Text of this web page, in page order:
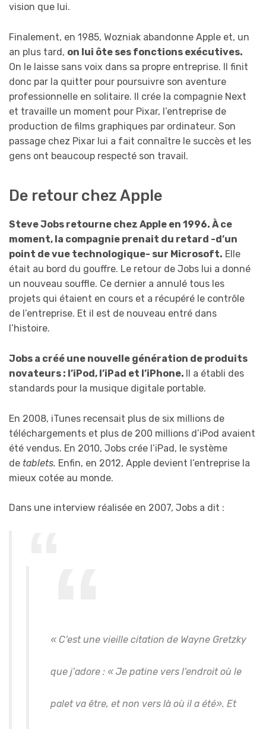
vision que lui.
Finalement, en 1985, Wozniak abandonne Apple et, un
an plus tard, on lui ôte ses fonctions exécutives.
On le laisse sans voix dans sa propre entreprise. Il finit
donc par la quitter pour poursuivre son aventure
professionnelle en solitaire. Il crée la compagnie Next
et travaille un moment pour Pixar, l’entreprise de
production de films graphiques par ordinateur. Son
passage chez Pixar lui a fait connaître le succès et les
gens ont beaucoup respecté son travail.
De retour chez Apple
Steve Jobs retourne chez Apple en 1996. À ce
moment, la compagnie prenait du retard -d’un
point de vue technologique- sur Microsoft. Elle
était au bord du gouffre. Le retour de Jobs lui a donné
un nouveau souffle. Ce dernier a annulé tous les
projets qui étaient en cours et a récupéré le contrôle
de l’entreprise. Et il est de nouveau entré dans
l’histoire.
Jobs a créé une nouvelle génération de produits
novateurs : l’iPod, l’iPad et l’iPhone. Il a établi des
standards pour la musique digitale portable.
En 2008, iTunes recensait plus de six millions de
téléchargements et plus de 200 millions d’iPod avaient
été vendus. En 2010, Jobs crée l’iPad, le système
de tablets. Enfin, en 2012, Apple devient l’entreprise la
mieux cotée au monde.
Dans une interview réalisée en 2007, Jobs a dit :
« C’est une vieille citation de Wayne Gretzky
que j’adore : « Je patine vers l’endroit où le
palet va être, et non vers là où il a été». Et